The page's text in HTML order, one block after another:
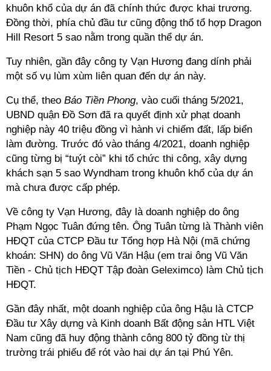
khuôn khổ của dự án đã chính thức được khai trương.
Đồng thời, phía chủ đầu tư cũng động thổ tổ hợp Dragon
Hill Resort 5 sao nằm trong quần thể dự án.
Tuy nhiên, gần đây công ty Vạn Hương đang dính phải
một số vụ lùm xùm liên quan đến dự án này.
Cụ thể, theo Báo Tiền Phong, vào cuối tháng 5/2021,
UBND quận Đồ Sơn đã ra quyết định xử phạt doanh
nghiệp này 40 triệu đồng vì hành vi chiếm đất, lấp biển
làm đường. Trước đó vào tháng 4/2021, doanh nghiệp
cũng từng bị “tuýt còi” khi tổ chức thi công, xây dựng
khách sạn 5 sao Wyndham trong khuôn khổ của dự án
mà chưa được cấp phép.
Về công ty Vạn Hương, đây là doanh nghiệp do ông
Phạm Ngọc Tuân đứng tên. Ông Tuân từng là Thành viên
HĐQT của CTCP Đầu tư Tổng hợp Hà Nội (mã chứng
khoán: SHN) do ông Vũ Văn Hậu (em trai ông Vũ Văn
Tiền - Chủ tịch HĐQT Tập đoàn Geleximco) làm Chủ tịch
HĐQT.
Gần đây nhất, một doanh nghiệp của ông Hậu là CTCP
Đầu tư Xây dựng và Kinh doanh Bất động sản HTL Việt
Nam cũng đã huy động thành công 800 tỷ đồng từ thị
trường trái phiếu để rót vào hai dự án tại Phú Yên.